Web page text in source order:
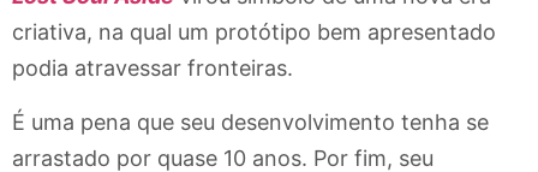
criativa, na qual um protótipo bem apresentado
podia atravessar fronteiras.
É uma pena que seu desenvolvimento tenha se
arrastado por quase 10 anos. Por fim, seu